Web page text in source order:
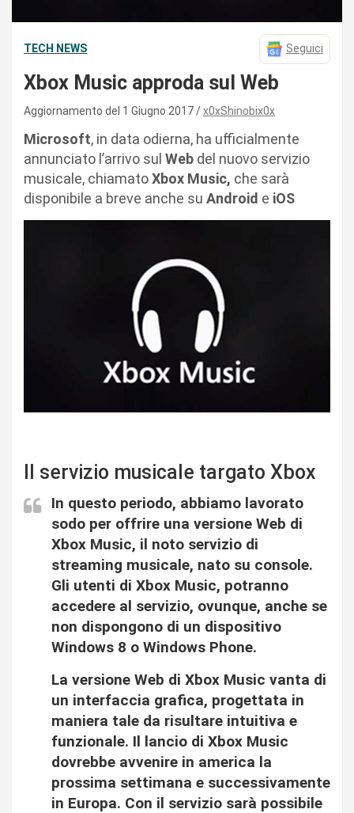
TECH NEWS Seguici
Xbox Music approda sul Web
Aggiornamento del 1 Giugno 2017 x0xShinobix0x
Microsoft, in data odierna, ha ufficialmente
annunciato l’arrivo sul Web del nuovo servizio
musicale, chiamatoXbox Music, che sarà
disponibile a breve anche su Android e iOS
Il servizio musicale targato Xbox
In questo periodo, abbiamo lavorato
sodo per offrire una versione Web di
Xbox Music, il noto servizio di
streaming musicale, nato su console.
Gli utenti di Xbox Music, potranno
accedere al servizio, ovunque, anche se
non dispongono di un dispositivo
Windows 8 o Windows Phone.
La versione Web di Xbox Music vanta di
un interfaccia grafica, progettata in
maniera tale da risultare intuitiva e
funzionale. Il lancio di Xbox Music
dovrebbe avvenire in america la
prossima settimana e successivamente
in Europa. Con il servizio sarà possibile